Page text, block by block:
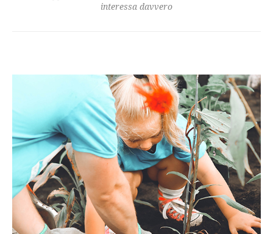
interessa davvero